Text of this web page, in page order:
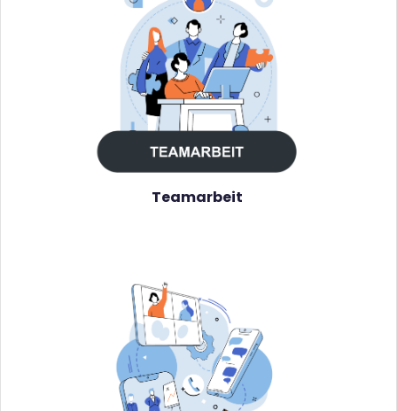
Teamarbeit